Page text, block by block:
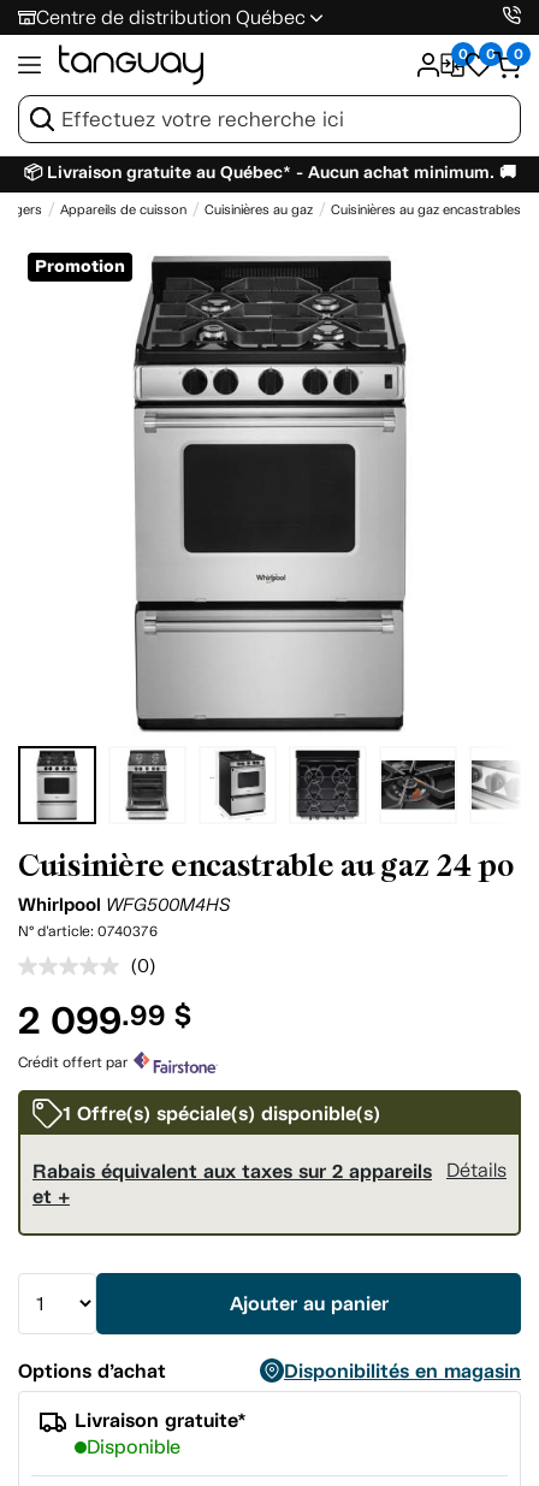
Centre de distribution Québec
0 0 0
📦 Livraison gratuite au Québec* - Aucun achat minimum. 🚚
Appareils de cuisson Cuisinières au gaz Cuisinières au gaz encastrables
Promotion
Cuisinière encastrable au gaz 24 po
Whirlpool WFG500M4HS
N° d'article: 0740376
Aucune
pour
ce
produit.
Lien
vers
la
même
(0)
2 099.99 $
Crédit offert par
1 Offre(s) spéciale(s) disponible(s)
Rabais équivalent aux taxes sur 2 appareils
et +
Détails
Ajouter au panier
Options d’achat
Disponibilités en magasin
Livraison gratuite*
Disponible